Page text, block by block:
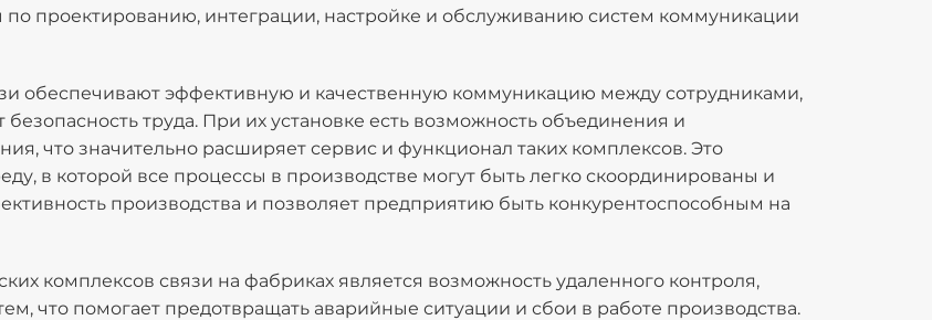
по проектированию, интеграции, настройке и обслуживанию систем коммуникации
обеспечивают эффективную и качественную коммуникацию между сотрудниками,
труда. При их установке есть возможность объединения и
что значительно расширяет сервис и функционал таких комплексов. Это
в которой все процессы в производстве могут быть легко скоординированы и
производства и позволяет предприятию быть конкурентоспособным на
комплексов связи на фабриках является возможность удаленного контроля,
что помогает предотвращать аварийные ситуации и сбои в работе производства.